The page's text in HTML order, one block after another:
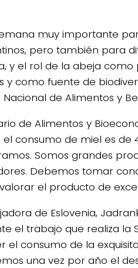
muy importante
pero también para
y el rol de la abeja
y como fuente de
de Alimentos y
de Alimentos y
el consumo de miel es de
Somos grandes
Debemos tomar
el producto de
de Eslovenia,
el trabajo que realiza la
el consumo de la
una vez por año el